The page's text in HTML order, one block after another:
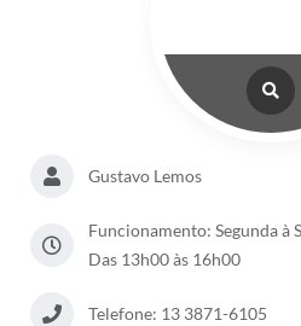
Gustavo Lemos
Funcionamento: Segunda à
Das 13h00 às 16h00
Telefone: 13 3871-6105